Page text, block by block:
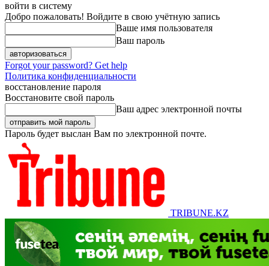
войти в систему
Добро пожаловать! Войдите в свою учётную запись
Ваше имя пользователя
Ваш пароль
Forgot your password? Get help
Политика конфиденциальности
восстановление пароля
Восстановите свой пароль
Ваш адрес электронной почты
Пароль будет выслан Вам по электронной почте.
TRIBUNE.KZ